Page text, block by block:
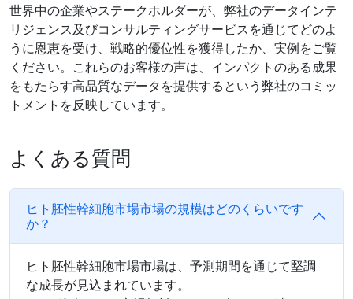
世界中の企業やステークホルダーが、弊社のデータインテ
リジェンス及びコンサルティングサービスを通じてどのよ
うに恩恵を受け、戦略的優位性を獲得したか、実例をご覧
ください。これらのお客様の声は、インパクトのある成果
をもたらす高品質なデータを提供するという弊社のコミッ
トメントを反映しています。
よくある質問
ヒト胚性幹細胞市場市場の規模はどのくらいです
か？
ヒト胚性幹細胞市場市場は、予測期間を通じて堅調
な成長が見込まれています。